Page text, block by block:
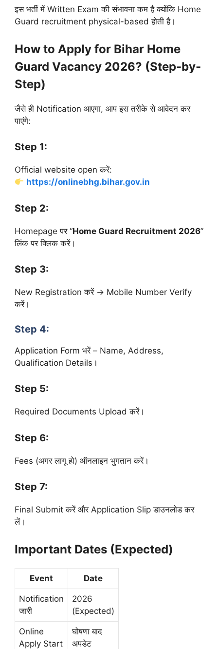
इस भर्ती में Written Exam की संभावना कम है क्योंकि Home
Guard recruitment physical-based होती है।
How to Apply for Bihar Home
Guard Vacancy 2026? (Step-by-
Step)
जैसे ही Notification आएगा, आप इस तरीके से आवेदन कर
पाएंगे:
Step 1:
Official website open करें:
https://onlinebhg.bihar.gov.in
Step 2:
Homepage पर “Home Guard Recruitment 2026”
लिंक पर क्लिक करें।
Step 3:
New Registration करें → Mobile Number Verify
करें।
Step 4:
Application Form भरें – Name, Address,
Qualification Details।
Step 5:
Required Documents Upload करें।
Step 6:
Fees (अगर लागू हो) ऑनलाइन भुगतान करें।
Step 7:
Final Submit करें और Application Slip डाउनलोड कर
लें।
Important Dates (Expected)
Event Date
Notification
जारी
2026
(Expected)
Online
Apply Start
घोषणा बाद
अपडेट